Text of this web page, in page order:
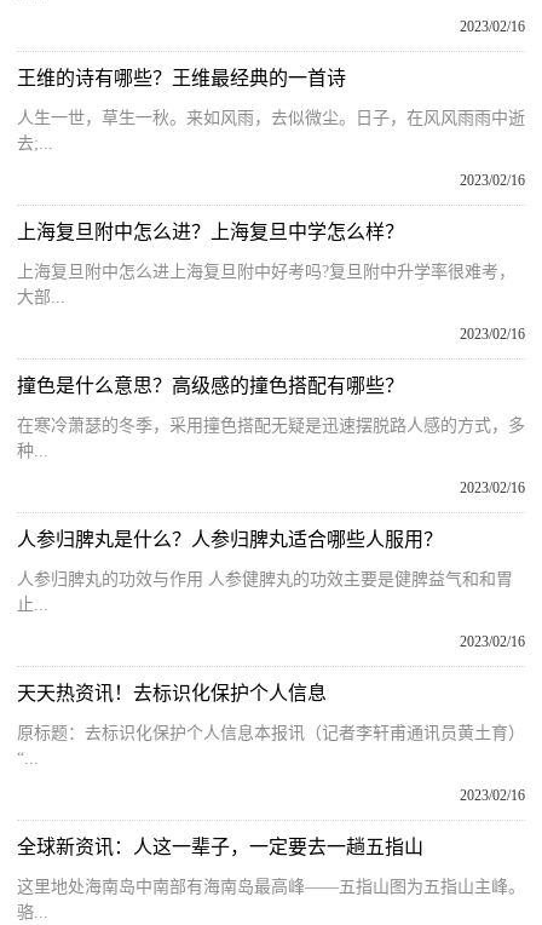
2023/02/16
王维的诗有哪些？王维最经典的一首诗
人生一世，草生一秋。来如风雨，去似微尘。日子，在风风雨雨中逝
去;...
2023/02/16
上海复旦附中怎么进？上海复旦中学怎么样？
上海复旦附中怎么进上海复旦附中好考吗?复旦附中升学率很难考，
大部...
2023/02/16
撞色是什么意思？高级感的撞色搭配有哪些？
在寒冷萧瑟的冬季，采用撞色搭配无疑是迅速摆脱路人感的方式，多
种...
2023/02/16
人参归脾丸是什么？人参归脾丸适合哪些人服用？
人参归脾丸的功效与作用 人参健脾丸的功效主要是健脾益气和和胃
止...
2023/02/16
天天热资讯！去标识化保护个人信息
原标题：去标识化保护个人信息本报讯（记者李轩甫通讯员黄土育）
“...
2023/02/16
全球新资讯：人这一辈子，一定要去一趟五指山
这里地处海南岛中南部有海南岛最高峰——五指山图为五指山主峰。
骆...